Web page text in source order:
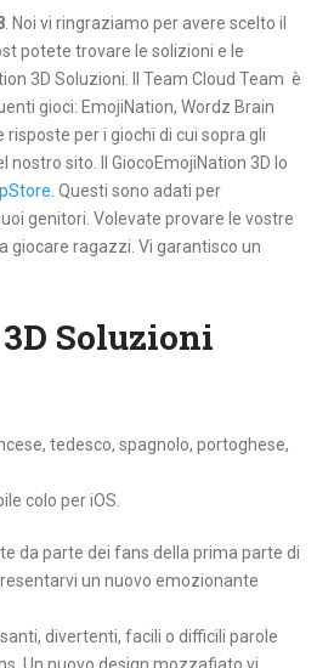
. Noi vi ringraziamo per avere scelto il
potete trovare le solizioni e le
3D Soluzioni. Il Team Cloud Team è
gioci: EmojiNation, Wordz Brain
risposte per i giochi di cui sopra gli
sito. Il GiocoEmojiNation 3D lo
. Questi sono adati per
genitori. Volevate provare le vostre
giocare ragazzi. Vi garantisco un
Soluzioni
tedesco, spagnolo, portoghese,
colo per iOS.
da parte dei fans della prima parte di
un nuovo emozionante
divertenti, facili o difficili parole